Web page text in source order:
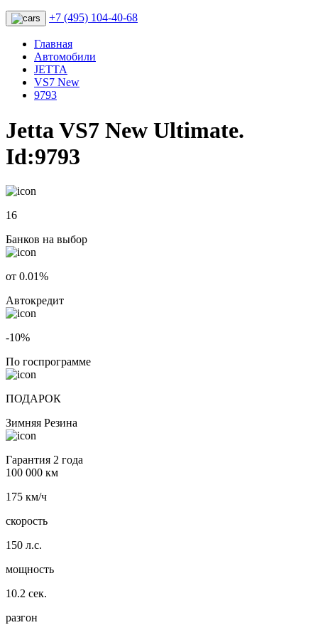
+7 (495) 104-40-68
Главная
Автомобили
JETTA
VS7 New
9793
Jetta VS7 New Ultimate.
Id:9793
16
Банков на выбор
от 0.01%
Автокредит
-10%
По госпрограмме
ПОДАРОК
Зимняя Резина
Гарантия 2 года
100 000 км
175 км/ч
скорость
150 л.с.
мощность
10.2 сек.
разгон